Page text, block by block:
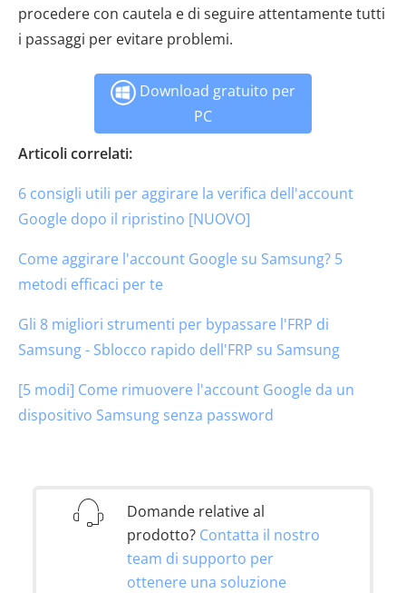
procedere con cautela e di seguire attentamente tutti
i passaggi per evitare problemi.
Download gratuito per
PC
Articoli correlati:
6 consigli utili per aggirare la verifica dell'account
Google dopo il ripristino [NUOVO]
Come aggirare l'account Google su Samsung? 5
metodi efficaci per te
Gli 8 migliori strumenti per bypassare l'FRP di
Samsung - Sblocco rapido dell'FRP su Samsung
[5 modi] Come rimuovere l'account Google da un
dispositivo Samsung senza password
Domande relative al
prodotto? Contatta il nostro
team di supporto per
ottenere una soluzione